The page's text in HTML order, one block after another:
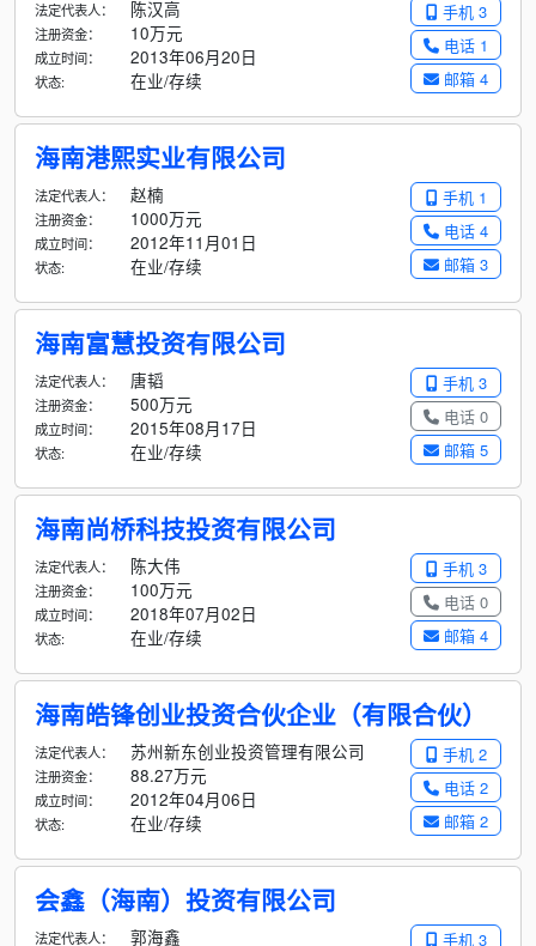
手机 3
电话 1
邮箱 4
法定代表人： 陈汉高
注册资金： 10万元
成立时间： 2013年06月20日
状态: 在业/存续
海南港熙实业有限公司
手机 1
电话 4
邮箱 3
法定代表人： 赵楠
注册资金： 1000万元
成立时间： 2012年11月01日
状态: 在业/存续
海南富慧投资有限公司
手机 3
电话 0
邮箱 5
法定代表人： 唐韬
注册资金： 500万元
成立时间： 2015年08月17日
状态: 在业/存续
海南尚桥科技投资有限公司
手机 3
电话 0
邮箱 4
法定代表人： 陈大伟
注册资金： 100万元
成立时间： 2018年07月02日
状态: 在业/存续
海南皓锋创业投资合伙企业（有限合伙）
手机 2
电话 2
邮箱 2
法定代表人： 苏州新东创业投资管理有限公司
注册资金： 88.27万元
成立时间： 2012年04月06日
状态: 在业/存续
会鑫（海南）投资有限公司
手机 3
法定代表人： 郭海鑫